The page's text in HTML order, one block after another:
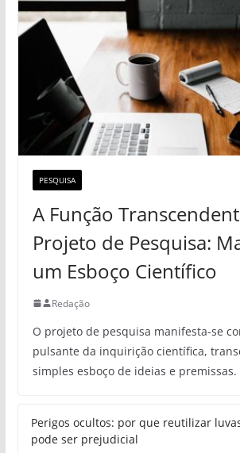
PESQUISA
A Função
Projeto de Pesquisa:
um Esboço Científico
Redação
O projeto de pesquisa manifesta-se
pulsante da inquirição científica,
simples esboço de ideias e premissas.
Perigos ocultos: por que reutilizar
pode ser prejudicial